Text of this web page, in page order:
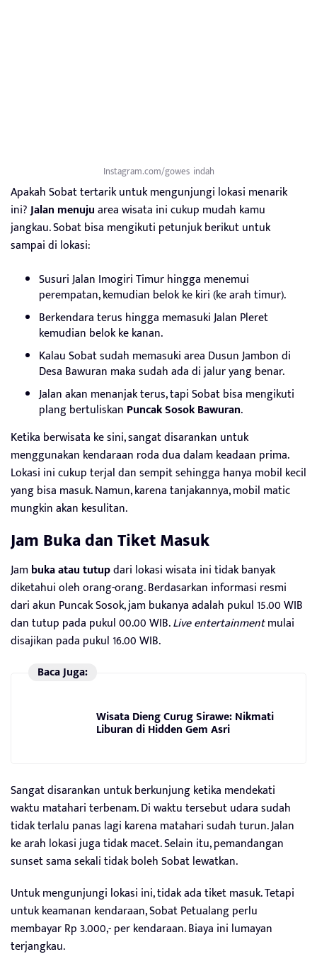
Instagram.com/gowes_indah
Apakah Sobat tertarik untuk mengunjungi lokasi menarik
ini?Jalan menujuarea wisata ini cukup mudah kamu
jangkau. Sobat bisa mengikuti petunjuk berikut untuk
sampai di lokasi:
Susuri Jalan Imogiri Timur hingga menemui
perempatan, kemudian belok ke kiri (ke arah timur).
Berkendara terus hingga memasuki Jalan Pleret
kemudian belok ke kanan.
Kalau Sobat sudah memasuki area Dusun Jambon di
Desa Bawuran maka sudah ada di jalur yang benar.
Jalan akan menanjak terus, tapi Sobat bisa mengikuti
plang bertuliskan Puncak Sosok Bawuran.
Ketika berwisata ke sini, sangat disarankan untuk
menggunakan kendaraan roda dua dalam keadaan prima.
Lokasi ini cukup terjal dan sempit sehingga hanya mobil kecil
yang bisa masuk. Namun, karena tanjakannya, mobil matic
mungkin akan kesulitan.
Jam Buka dan Tiket Masuk
Jambuka atau tutupdari lokasi wisata ini tidak banyak
diketahui oleh orang-orang. Berdasarkan informasi resmi
dari akun Puncak Sosok, jam bukanya adalah pukul 15.00 WIB
dan tutup pada pukul 00.00 WIB.Live entertainmentmulai
disajikan pada pukul 16.00 WIB.
Baca Juga:
Wisata Dieng Curug Sirawe: Nikmati
Liburan di Hidden Gem Asri
Sangat disarankan untuk berkunjung ketika mendekati
waktu matahari terbenam. Di waktu tersebut udara sudah
tidak terlalu panas lagi karena matahari sudah turun. Jalan
ke arah lokasi juga tidak macet. Selain itu, pemandangan
sunset sama sekali tidak boleh Sobat lewatkan.
Untuk mengunjungi lokasi ini, tidak ada tiket masuk. Tetapi
untuk keamanan kendaraan, Sobat Petualang perlu
membayar Rp 3.000,- per kendaraan. Biaya ini lumayan
terjangkau.